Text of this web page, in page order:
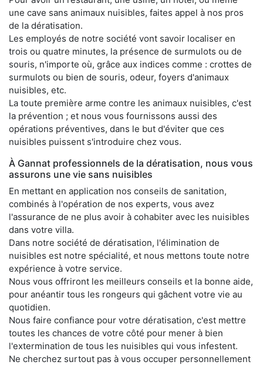
une cave sans animaux nuisibles, faites appel à nos pros
de la dératisation.
Les employés de notre société vont savoir localiser en
trois ou quatre minutes, la présence de surmulots ou de
souris, n'importe où, grâce aux indices comme : crottes de
surmulots ou bien de souris, odeur, foyers d'animaux
nuisibles, etc.
La toute première arme contre les animaux nuisibles, c'est
la prévention ; et nous vous fournissons aussi des
opérations préventives, dans le but d'éviter que ces
nuisibles puissent s'introduire chez vous.
À Gannat professionnels de la dératisation, nous vous
assurons une vie sans nuisibles
En mettant en application nos conseils de sanitation,
combinés à l'opération de nos experts, vous avez
l'assurance de ne plus avoir à cohabiter avec les nuisibles
dans votre villa.
Dans notre société de dératisation, l'élimination de
nuisibles est notre spécialité, et nous mettons toute notre
expérience à votre service.
Nous vous offriront les meilleurs conseils et la bonne aide,
pour anéantir tous les rongeurs qui gâchent votre vie au
quotidien.
Nous faire confiance pour votre dératisation, c'est mettre
toutes les chances de votre côté pour mener à bien
l'extermination de tous les nuisibles qui vous infestent.
Ne cherchez surtout pas à vous occuper personnellement